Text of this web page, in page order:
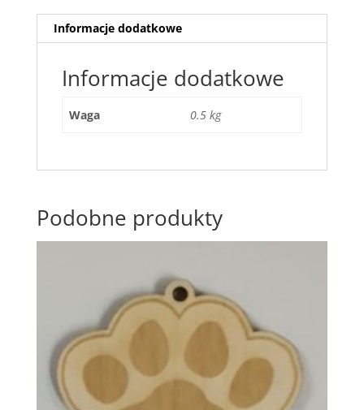
Informacje dodatkowe
Informacje dodatkowe
Waga 0.5 kg
Podobne produkty